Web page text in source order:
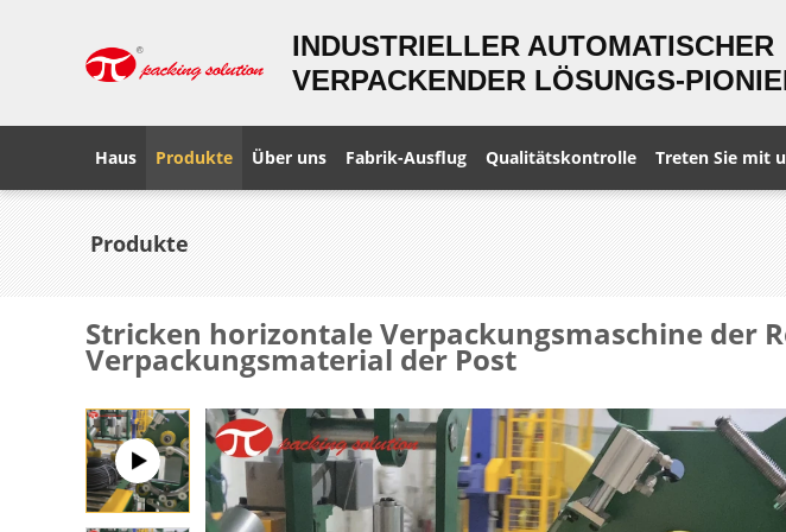
INDUSTRIELLER AUTOMATISCHER
VERPACKENDER LÖSUNGS-
Haus Produkte Über uns Fabrik-Ausflug Qualitätskontrolle Treten Sie mit
Produkte
Stricken horizontale Verpackungsmaschine der
Verpackungsmaterial der Post